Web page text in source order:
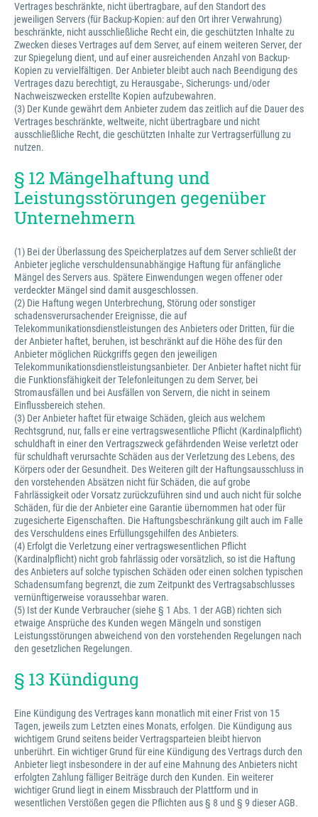
Vertrages beschränkte, nicht übertragbare, auf den Standort des
jeweiligen Servers (für Backup-Kopien: auf den Ort ihrer Verwahrung)
beschränkte, nicht ausschließliche Recht ein, die geschützten Inhalte zu
Zwecken dieses Vertrages auf dem Server, auf einem weiteren Server, der
zur Spiegelung dient, und auf einer ausreichenden Anzahl von Backup-
Kopien zu vervielfältigen. Der Anbieter bleibt auch nach Beendigung des
Vertrages dazu berechtigt, zu Herausgabe-, Sicherungs- und/oder
Nachweiszwecken erstellte Kopien aufzubewahren.
(3) Der Kunde gewährt dem Anbieter zudem das zeitlich auf die Dauer des
Vertrages beschränkte, weltweite, nicht übertragbare und nicht
ausschließliche Recht, die geschützten Inhalte zur Vertragserfüllung zu
nutzen.
§ 12 Mängelhaftung und
Leistungsstörungen gegenüber
Unternehmern
(1) Bei der Überlassung des Speicherplatzes auf dem Server schließt der
Anbieter jegliche verschuldensunabhängige Haftung für anfängliche
Mängel des Servers aus. Spätere Einwendungen wegen offener oder
verdeckter Mängel sind damit ausgeschlossen.
(2) Die Haftung wegen Unterbrechung, Störung oder sonstiger
schadensverursachender Ereignisse, die auf
Telekommunikationsdienstleistungen des Anbieters oder Dritten, für die
der Anbieter haftet, beruhen, ist beschränkt auf die Höhe des für den
Anbieter möglichen Rückgriffs gegen den jeweiligen
Telekommunikationsdienstleistungsanbieter. Der Anbieter haftet nicht für
die Funktionsfähigkeit der Telefonleitungen zu dem Server, bei
Stromausfällen und bei Ausfällen von Servern, die nicht in seinem
Einflussbereich stehen.
(3) Der Anbieter haftet für etwaige Schäden, gleich aus welchem
Rechtsgrund, nur, falls er eine vertragswesentliche Pflicht (Kardinalpflicht)
schuldhaft in einer den Vertragszweck gefährdenden Weise verletzt oder
für schuldhaft verursachte Schäden aus der Verletzung des Lebens, des
Körpers oder der Gesundheit. Des Weiteren gilt der Haftungsausschluss in
den vorstehenden Absätzen nicht für Schäden, die auf grobe
Fahrlässigkeit oder Vorsatz zurückzuführen sind und auch nicht für solche
Schäden, für die der Anbieter eine Garantie übernommen hat oder für
zugesicherte Eigenschaften. Die Haftungsbeschränkung gilt auch im Falle
des Verschuldens eines Erfüllungsgehilfen des Anbieters.
(4) Erfolgt die Verletzung einer vertragswesentlichen Pflicht
(Kardinalpflicht) nicht grob fahrlässig oder vorsätzlich, so ist die Haftung
des Anbieters auf solche typischen Schäden oder einen solchen typischen
Schadensumfang begrenzt, die zum Zeitpunkt des Vertragsabschlusses
vernünftigerweise voraussehbar waren.
(5) Ist der Kunde Verbraucher (siehe § 1 Abs. 1 der AGB) richten sich
etwaige Ansprüche des Kunden wegen Mängeln und sonstigen
Leistungsstörungen abweichend von den vorstehenden Regelungen nach
den gesetzlichen Regelungen.
§ 13 Kündigung
Eine Kündigung des Vertrages kann monatlich mit einer Frist von 15
Tagen, jeweils zum Letzten eines Monats, erfolgen. Die Kündigung aus
wichtigem Grund seitens beider Vertragsparteien bleibt hiervon
unberührt. Ein wichtiger Grund für eine Kündigung des Vertrags durch den
Anbieter liegt insbesondere in der auf eine Mahnung des Anbieters nicht
erfolgten Zahlung fälliger Beiträge durch den Kunden. Ein weiterer
wichtiger Grund liegt in einem Missbrauch der Plattform und in
wesentlichen Verstößen gegen die Pflichten aus § 8 und § 9 dieser AGB.